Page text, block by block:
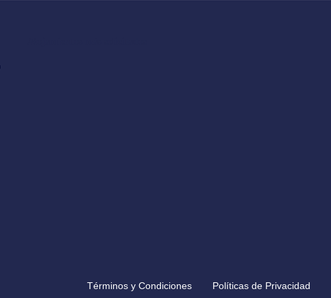
Términos y Condiciones Políticas de Privacidad